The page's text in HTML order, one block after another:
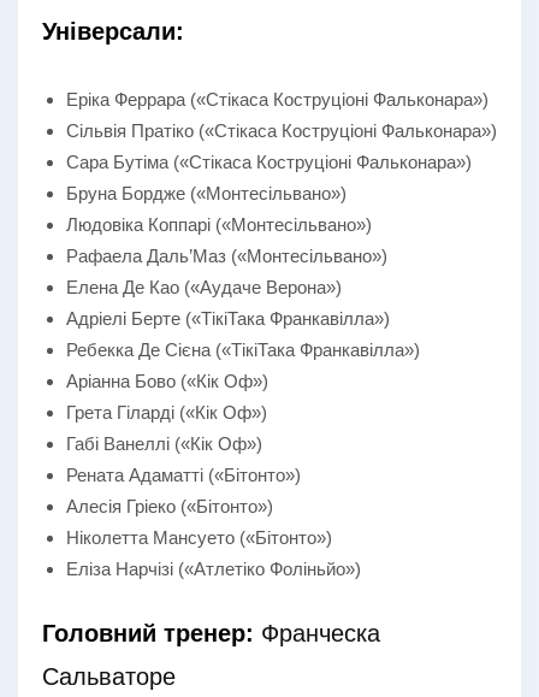
Універсали:
Еріка Феррара («Стікаса Коструціоні Фальконара»)
Сільвія Пратіко («Стікаса Коструціоні Фальконара»)
Сара Бутіма («Стікаса Коструціоні Фальконара»)
Бруна Бордже («Монтесільвано»)
Людовіка Коппарі («Монтесільвано»)
Рафаела Даль’Маз («Монтесільвано»)
Елена Де Као («Аудаче Верона»)
Адріелі Берте («ТікіТака Франкавілла»)
Ребекка Де Сієна («ТікіТака Франкавілла»)
Аріанна Бово («Кік Оф»)
Грета Гіларді («Кік Оф»)
Габі Ванеллі («Кік Оф»)
Рената Адаматті («Бітонто»)
Алесія Гріеко («Бітонто»)
Ніколетта Мансуето («Бітонто»)
Еліза Нарчізі («Атлетіко Фоліньйо»)
Головний тренер: Франческа
Сальваторе